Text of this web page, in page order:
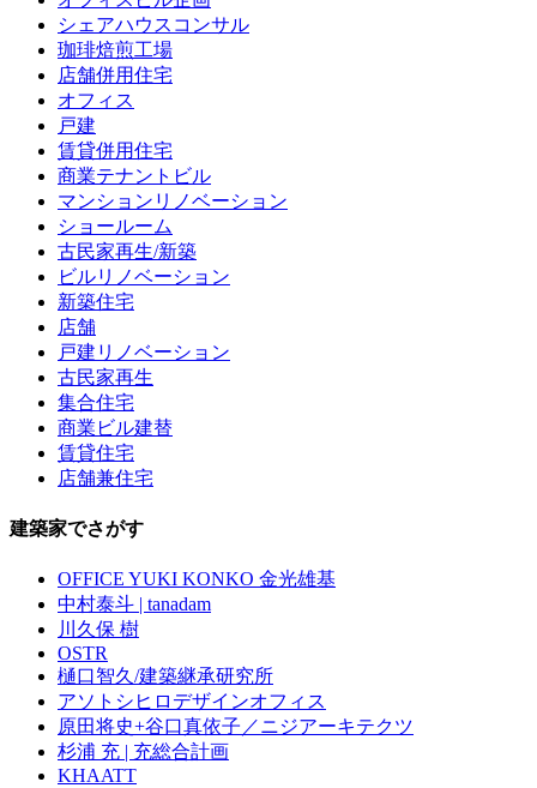
シェアハウスコンサル
珈琲焙煎工場
店舗併用住宅
オフィス
戸建
賃貸併用住宅
商業テナントビル
マンションリノベーション
ショールーム
古民家再生/新築
ビルリノベーション
新築住宅
店舗
戸建リノベーション
古民家再生
集合住宅
商業ビル建替
賃貸住宅
店舗兼住宅
建築家でさがす
OFFICE YUKI KONKO 金光雄基
中村泰斗 | tanadam
川久保 樹
OSTR
樋口智久/建築継承研究所
アソトシヒロデザインオフィス
原田将史+谷口真依子／ニジアーキテクツ
杉浦 充 | 充総合計画
KHAATT